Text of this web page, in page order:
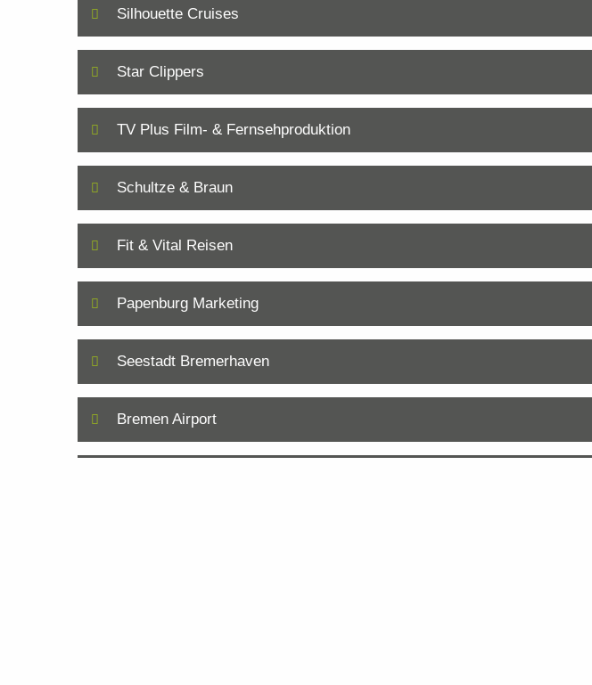
Silhouette Cruises
Star Clippers
TV Plus Film- & Fernsehproduktion
Schultze & Braun
Fit & Vital Reisen
Papenburg Marketing
Seestadt Bremerhaven
Bremen Airport